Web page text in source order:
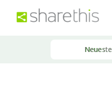
Neueste